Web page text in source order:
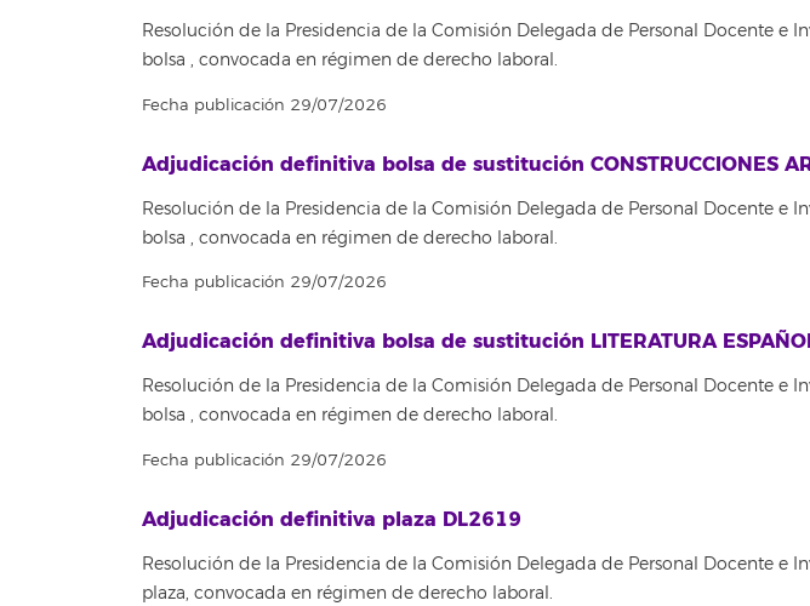
Resolución de la Presidencia de la Comisión Delegada de Personal Docente
bolsa , convocada en régimen de derecho laboral.
Fecha publicación 29/07/2026
Adjudicación definitiva bolsa de sustitución CONSTRUCCIONES
Resolución de la Presidencia de la Comisión Delegada de Personal Docente
bolsa , convocada en régimen de derecho laboral.
Fecha publicación 29/07/2026
Adjudicación definitiva bolsa de sustitución LITERATURA
Resolución de la Presidencia de la Comisión Delegada de Personal Docente
bolsa , convocada en régimen de derecho laboral.
Fecha publicación 29/07/2026
Adjudicación definitiva plaza DL2619
Resolución de la Presidencia de la Comisión Delegada de Personal Docente
plaza, convocada en régimen de derecho laboral.